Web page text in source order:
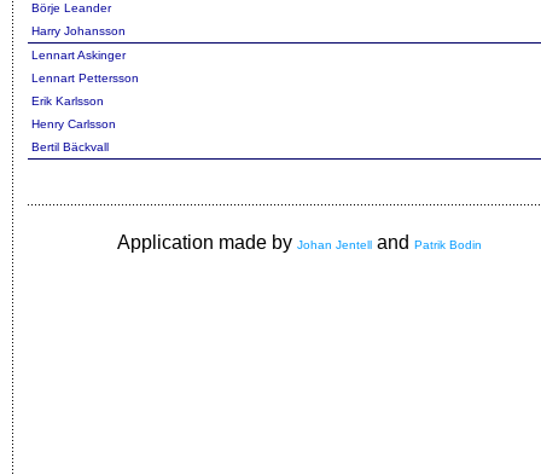
Börje Leander
Harry Johansson
Lennart Askinger
Lennart Pettersson
Erik Karlsson
Henry Carlsson
Bertil Bäckvall
Application made by Johan Jentell and Patrik Bodin